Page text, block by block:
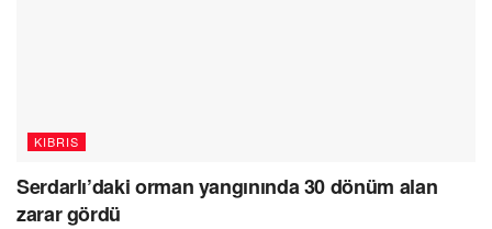
KIBRIS
Serdarlı’daki orman yangınında 30 dönüm alan
zarar gördü